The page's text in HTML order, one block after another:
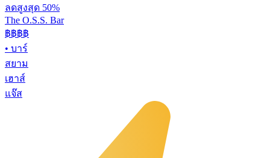
ลดสูงสุด 50%
The O.S.S. Bar
฿฿฿฿
• บาร์
สยาม
เฮาส์
แจ๊ส